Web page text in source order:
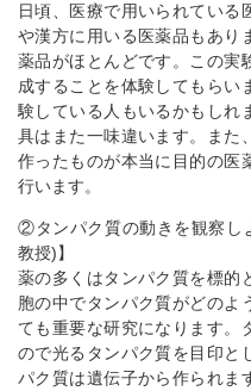
日頃、医療で用いられている
や漢方に用いる医薬品もあり
薬品がほとんどです。この実
成することを体験してもらい
験している人もいるかもしれ
具はまた一味違います。また
作ったものが本当に目的の医
行います。
②タンパク質の動きを観察し
教授)】
薬の多くはタンパク質を標的
胞の中でタンパク質がどのよ
ても重要な研究になります。
ので光るタンパク質を目印と
パク質は遺伝子から作られま